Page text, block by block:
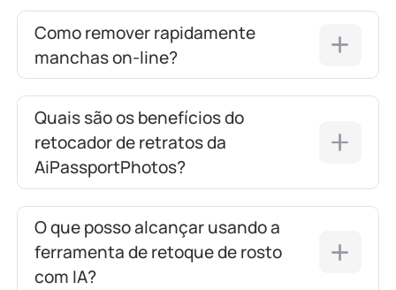
Como remover rapidamente
manchas on-line?
Quais são os benefícios do
retocador de retratos da
AiPassportPhotos?
O que posso alcançar usando a
ferramenta de retoque de rosto
com IA?